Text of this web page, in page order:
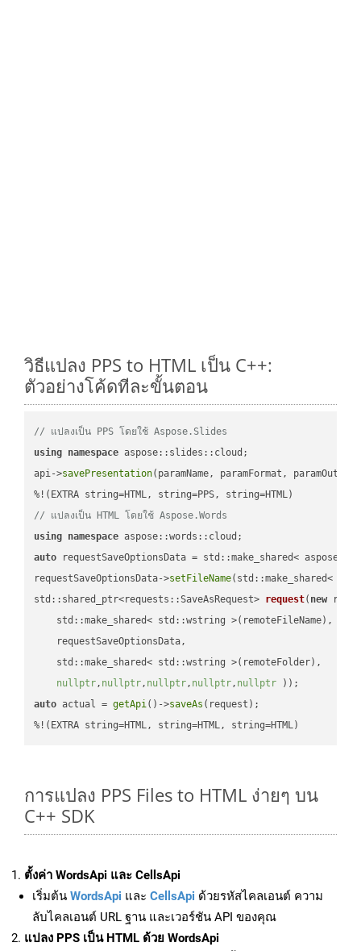
วิธีแปลง PPS to HTML เป็น C++:
ตัวอย่างโค้ดทีละขั้นตอน
// แปลงเป็น PPS โดยใช้ Aspose.Slides
using namespace aspose::slides::cloud;
api->savePresentation(paramName, paramFormat,
// แปลงเป็น HTML โดยใช้ Aspose.Words
using namespace
auto requestSaveOptionsData = std::make_shared<
requestSaveOptionsData->setFileName(std::make_shared<
std::shared_ptr<requests::SaveAsRequest> request( new
    std::make_shared< std::wstring >(remoteFileName),
    requestSaveOptionsData,
    std::make_shared< std::wstring >(remoteFolder),
nullptr, nullptr, nullptr, nullptr, nullptr ))
auto actual = getApi()->saveAs (request);
%!(EXTRA string=HTML, string=HTML, string=HTML)
การแปลง PPS Files to HTML ง่ายๆ บน
C++ SDK
ตั้งค่า WordsApi และ CellsApi
เริ่มต้น WordsApi และ CellsApi ด้วยรหัสไคลเอนต์ ความ
ลับไคลเอนต์ URL ฐาน และเวอร์ชัน API ของคุณ
แปลง PPS เป็น HTML ด้วย WordsApi